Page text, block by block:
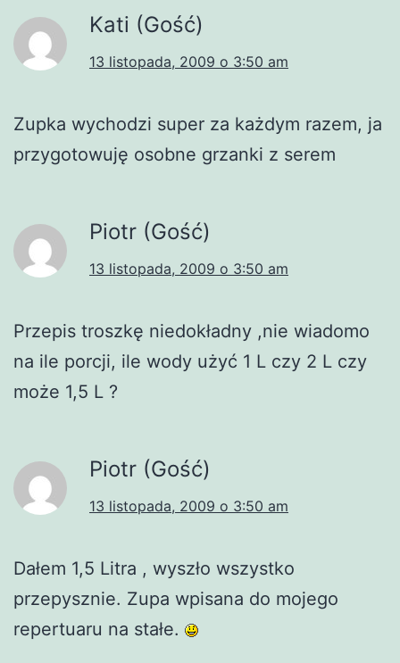
Kati (Gość)
13 listopada, 2009 o 3:50 am
Zupka wychodzi super za każdym razem, ja
przygotowuję osobne grzanki z serem
Piotr (Gość)
13 listopada, 2009 o 3:50 am
Przepis troszkę niedokładny ,nie wiadomo
na ile porcji, ile wody użyć 1 L czy 2 L czy
może 1,5 L ?
Piotr (Gość)
13 listopada, 2009 o 3:50 am
Dałem 1,5 Litra , wyszło wszystko
przepysznie. Zupa wpisana do mojego
repertuaru na stałe.